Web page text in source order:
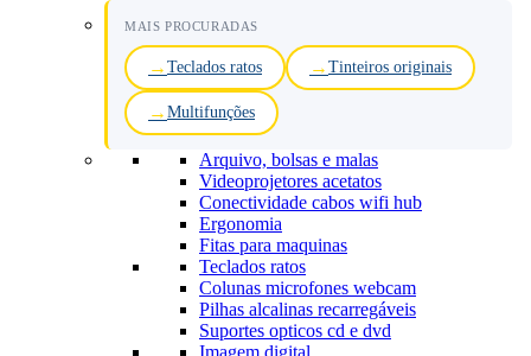
MAIS PROCURADAS
Teclados ratos Tinteiros originais
Multifunções
Arquivo, bolsas e malas
Videoprojetores acetatos
Conectividade cabos wifi hub
Ergonomia
Fitas para maquinas
Teclados ratos
Colunas microfones webcam
Pilhas alcalinas recarregáveis
Suportes opticos cd e dvd
Imagem digital